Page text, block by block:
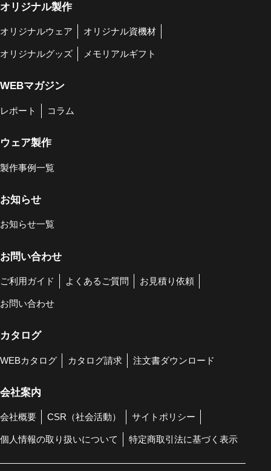
オリジナル製作
オリジナルウェア オリジナル資機材
オリジナルグッズ メモリアルギフト
WEBマガジン
レポート コラム
ウェア製作
製作事例一覧
お知らせ
お知らせ一覧
お問い合わせ
ご利用ガイド よくあるご質問 お見積り依頼
お問い合わせ
カタログ
WEBカタログ カタログ請求 注文書ダウンロード
会社案内
会社概要 CSR（社会活動） サイトポリシー
個人情報の取り扱いについて 特定商取引法に基づく表示